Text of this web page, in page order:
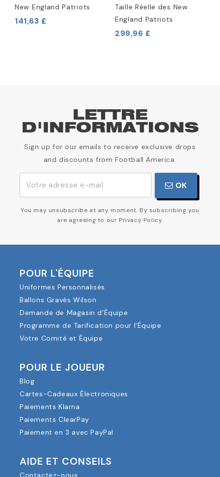
New England Patriots
141,63 £
Taille Réelle des New
England Patriots
299,96 £
LETTRE
D'INFORMATIONS
Sign up for our emails to receive exclusive drops
and discounts from Football America.
OK
You may unsubscribe at any moment. By subscribing you
are agreeing to our Privacy Policy.
POUR L'ÉQUIPE
Uniformes Personnalisés
Ballons Gravés Wilson
Demande de Magasin d'Équipe
Programme de Tarification pour l'Équipe
Votre Comité et Équipe
POUR LE JOUEUR
Blog
Cartes-Cadeaux Électroniques
Paiements Klarna
Paiements ClearPay
Paiement en 3 avec PayPal
AIDE ET CONSEILS
Contactez-nous